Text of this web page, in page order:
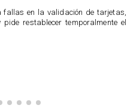
fallas en la validación de tarjetas,
restablecer temporalmente el